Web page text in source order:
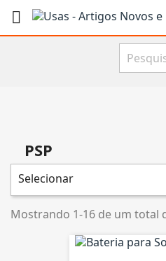

PSP
Selecionar
Mostrando 1-16 de um total